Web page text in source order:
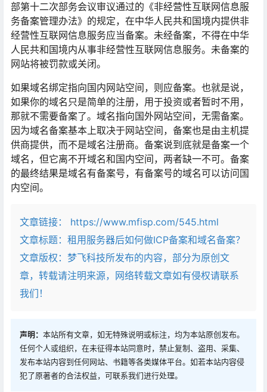
部第十二次部务会议审议通过的《非经营性互联网信息服
务备案管理办法》的规定，在中华人民共和国境内提供非
经营性互联网信息服务应当备案。未经备案，不得在中华
人民共和国境内从事非经营性互联网信息服务。未备案的
网站将被罚款或关闭。
如果域名绑定指向国内网站空间，则应备案。也就是说，
如果你的域名只是简单的注册，用于投资或者暂时不用，
那就不需要备案了。域名指向国外网站空间，无需备案。
因为域名备案基本上取决于网站空间，备案也是由主机提
供商提供，而不是域名注册商。备案说到底就是备案一个
域名，但它离不开域名和国内空间，两者缺一不可。备案
的最终结果是域名有备案号，有备案号的域名可以访问国
内空间。
文章链接：
https://www.mfisp.com/545.html
文章标题： 租用服务器后如何做ICP备案和域名备案？
文章版权：梦飞科技所发布的内容，部分为原创文
章，转载请注明来源，网络转载文章如有侵权请联系
我们！
声明： 本站所有文章，如无特殊说明或标注，均为本站原创发布。
任何个人或组织，在未征得本站同意时，禁止复制、盗用、采集、
发布本站内容到任何网站、书籍等各类媒体平台。如若本站内容侵
犯了原著者的合法权益，可联系我们进行处理。